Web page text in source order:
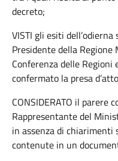
decreto;
VISTI gli esiti
Presidente della
Conferenza delle
confermato la presa
CONSIDERATO il parere
Rappresentante del
in assenza di chiarimenti
contenute in un